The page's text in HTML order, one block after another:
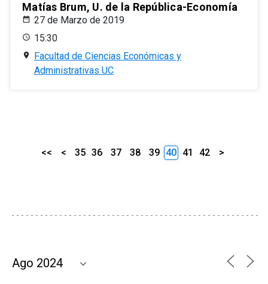
Matías Brum, U. de la República-Economía
27 de Marzo de 2019
15:30
Facultad de Ciencias Económicas y
Administrativas UC
<< < 35 36 37 38 39 40 41 42 >